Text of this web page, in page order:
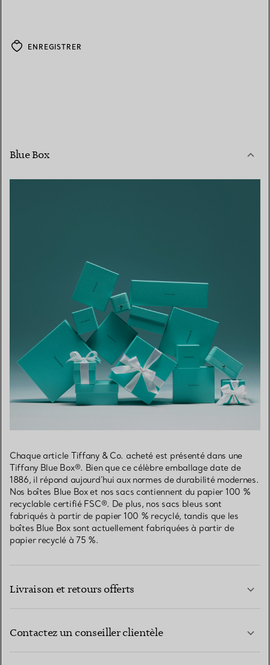
ENREGISTRER
Blue Box
Chaque article Tiffany & Co. acheté est présenté dans une
Tiffany Blue Box®. Bien que ce célèbre emballage date de
1886, il répond aujourd’hui aux normes de durabilité modernes.
Nos boîtes Blue Box et nos sacs contiennent du papier 100 %
recyclable certifié FSC®. De plus, nos sacs bleus sont
fabriqués à partir de papier 100 % recyclé, tandis que les
boîtes Blue Box sont actuellement fabriquées à partir de
papier recyclé à 75 %.
Livraison et retours offerts
Contactez un conseiller clientèle